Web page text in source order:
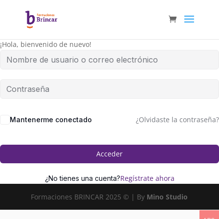
¡Hola, bienvenido de nuevo!
Mantenerme conectado ¿Olvidaste la contraseña?
Acceder
¿No tienes una cuenta?Regístrate ahora
Formaciones BRINCAR 2025 © | By Mino Studio